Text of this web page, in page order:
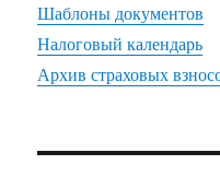
Шаблоны документов
Налоговый календарь
Архив страховых